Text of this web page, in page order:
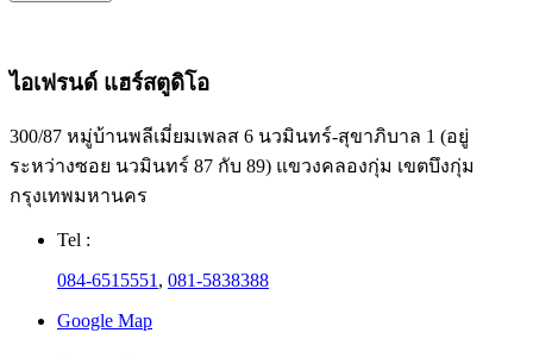
ไอเฟรนด์ แฮร์สตูดิโอ
300/87 หมู่บ้านพลีเมี่ยมเพลส 6 นวมินทร์-สุขาภิบาล 1 (อยู่
ระหว่างซอย นวมินทร์ 87 กับ 89) แขวงคลองกุ่ม เขตบึงกุ่ม
กรุงเทพมหานคร
Tel :
084-6515551, 081-5838388
Google Map